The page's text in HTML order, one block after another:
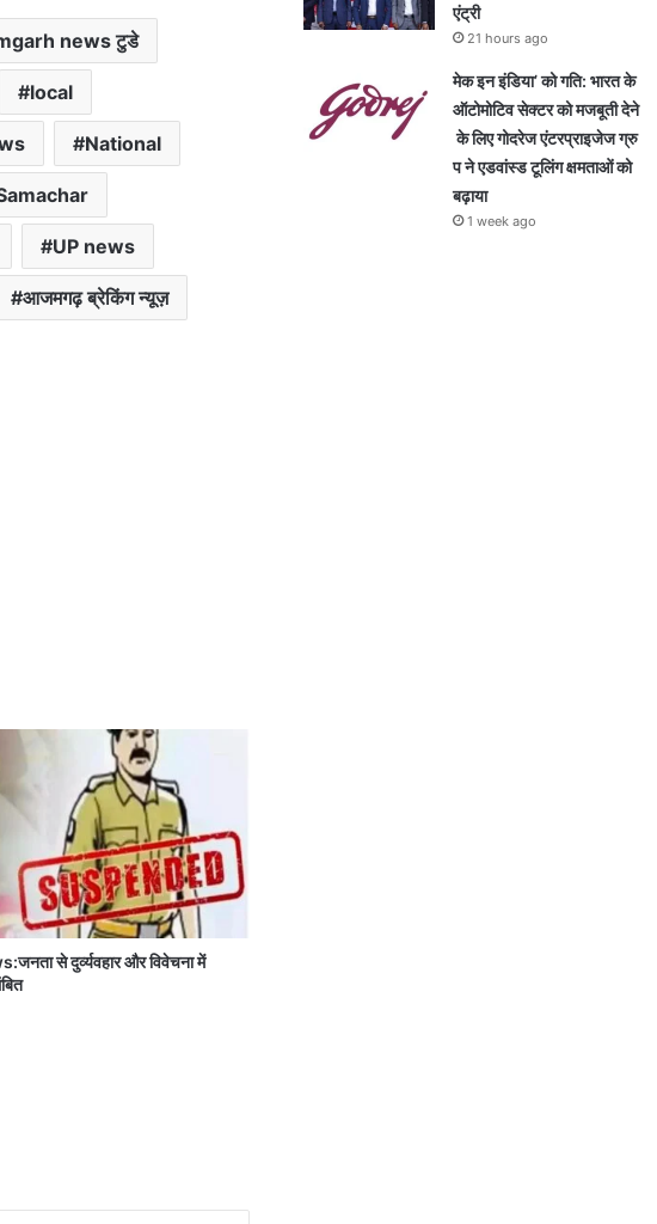
news टुडे
local
National
UP news
आजमगढ़ ब्रेकिंग न्यूज़
से दुर्व्यवहार और विवेचना में
एंट्री
21 hours ago
मेक इन इंडिया’ को गति: भारत के
ऑटोमोटिव सेक्टर को मजबूती देने
के लिए गोदरेज एंटरप्राइजेज ग्रु
प ने एडवांस्ड टूलिंग क्षमताओं को
बढ़ाया
1 week ago